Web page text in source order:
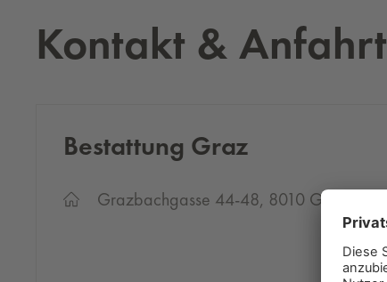
Kontakt & Anfahrt
Be­stat­tung Graz
Grazbachgasse 44-48, 8010 Graz